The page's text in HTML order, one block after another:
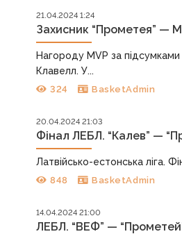
21.04.2024 1:24
Захисник “Прометея” —
Нагороду MVP за
Клавелл. У...
324 BasketAdmin
20.04.2024 21:03
Фінал ЛЕБЛ. “Калев” —
Латвійсько-естонська ліга.
848 BasketAdmin
14.04.2024 21:00
ЛЕБЛ. “ВЕФ” —